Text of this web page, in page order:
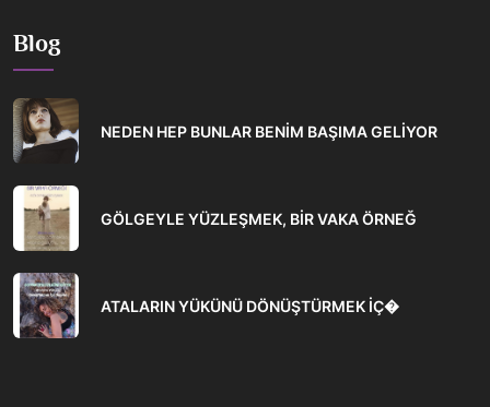
Blog
NEDEN HEP BUNLAR BENİM BAŞIMA GELİYOR
GÖLGEYLE YÜZLEŞMEK, BİR VAKA ÖRNEĞ
ATALARIN YÜKÜNÜ DÖNÜŞTÜRMEK İÇ�